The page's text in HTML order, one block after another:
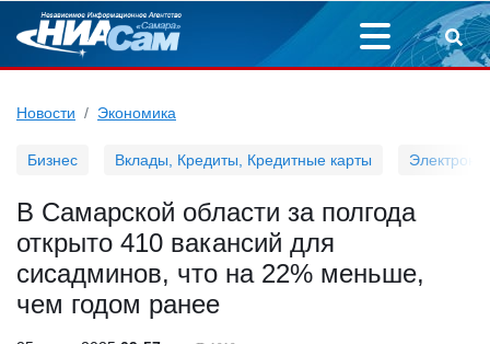
Новости Экономика
Бизнес Вклады, Кредиты, Кредитные карты
В Самарской области за полгода
открыто 410 вакансий для
сисадминов, что на 22% меньше,
чем годом ранее